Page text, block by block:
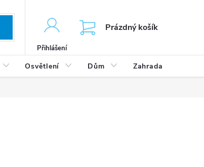
Přihlášení
Prázdný košík
Osvětlení Dům Zahrada